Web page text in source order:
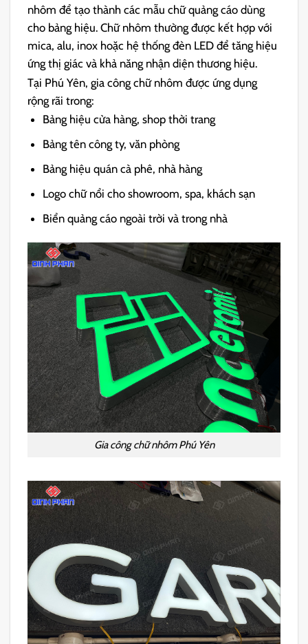
nhôm để tạo thành các mẫu chữ quảng cáo dùng
cho bảng hiệu. Chữ nhôm thường được kết hợp với
mica, alu, inox hoặc hệ thống đèn LED để tăng hiệu
ứng thị giác và khả năng nhận diện thương hiệu.
Tại Phú Yên, gia công chữ nhôm được ứng dụng
rộng rãi trong:
Bảng hiệu cửa hàng, shop thời trang
Bảng tên công ty, văn phòng
Bảng hiệu quán cà phê, nhà hàng
Logo chữ nổi cho showroom, spa, khách sạn
Biển quảng cáo ngoài trời và trong nhà
Gia công chữ nhôm Phú Yên